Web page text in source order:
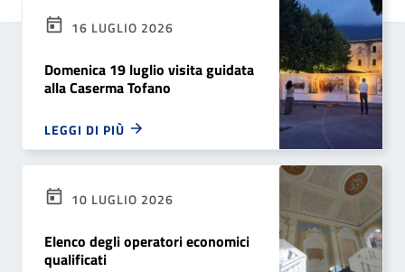
16 LUGLIO 2026
Domenica 19 luglio visita guidata
alla Caserma Tofano
LEGGI DI PIÙ
10 LUGLIO 2026
Elenco degli operatori economici
qualificati